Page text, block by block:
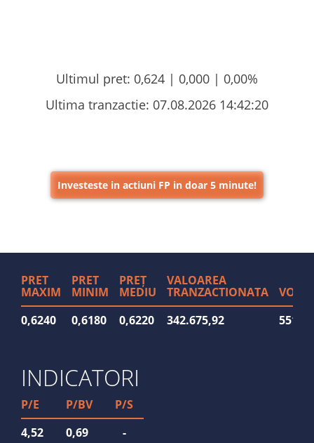
Ultimul pret: 0,624 | 0,000 | 0,00%
Ultima tranzactie: 07.08.2026 14:42:20
Investeste in actiuni FP in doar 5 minute!
PRET
MAXIM
PRET
MINIM
PREȚ
MEDIU
VALOAREA
TRANZACTIONATA
0,6240
0,6180 0,6220 342.675,92
INDICATORI
P/E P/BV
P/S
4,52
0,69 -